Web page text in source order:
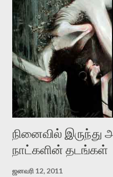
இன்னும் சில வருடங்களுக்கு
விட்டபடி இருக்கும் என்று ஒரு
இருக்கிறார். அவர் கடுமையான
உயிர்மை அவரை தாக்க
ஜெயமோகன் அந்த பிரமையால்
உள்ளார். உங்களை பற்றின இந்த
உண்மையே! ராக்கி படத்தில்
ஓரிடத்தில் சொல்வார்: ...
நினைவில் இருந்து
நாட்களின் தடங்கள்
ஜனவரி 12, 2011